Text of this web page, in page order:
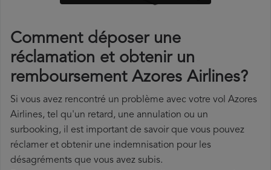
Comment déposer une
réclamation et obtenir un
remboursement Azores Airlines?
Si vous avez rencontré un problème avec votre vol Azores
Airlines, tel qu'un retard, une annulation ou un
surbooking, il est important de savoir que vous pouvez
réclamer et obtenir une indemnisation pour les
désagréments que vous avez subis.